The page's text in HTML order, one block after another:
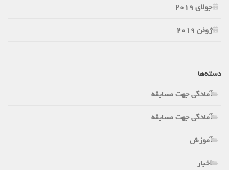
جولای 2019
ژوئن 2019
دسته‌ها
آمادگی جهت مسابقه
آمادگی جهت مسابقه
آموزش
اخبار